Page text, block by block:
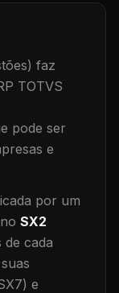
faz
TOTVS
pode ser
e
por um
SX2
de cada
e